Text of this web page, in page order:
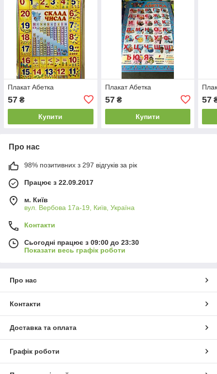
Плакат Абетка
57 ₴
Купити
Плакат Абетка
57₴
Купити
57
Про нас
98% позитивних з 297 відгуків за рік
Працює з 22.09.2017
м. Київ
вул. Вербова 17а-19, Київ, Україна
Контакти
Сьогодні працює з 09:00 до 23:30
Показати весь графік роботи
Про нас
Контакти
Доставка та оплата
Графік роботи